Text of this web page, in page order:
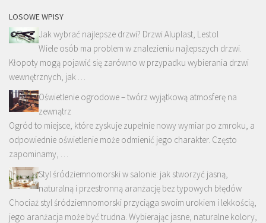
LOSOWE WPISY
Jak wybrać najlepsze drzwi? Drzwi Aluplast, Lestol
Wiele osób ma problem w znalezieniu najlepszych drzwi.
Kłopoty mogą pojawić się zarówno w przypadku wybierania drzwi
wewnętrznych, jak …
Oświetlenie ogrodowe – twórz wyjątkową atmosferę na
zewnątrz
Ogród to miejsce, które zyskuje zupełnie nowy wymiar po zmroku, a
odpowiednie oświetlenie może odmienić jego charakter. Często
zapominamy, …
Styl śródziemnomorski w salonie: jak stworzyć jasną,
naturalną i przestronną aranżację bez typowych błędów
Chociaż styl śródziemnomorski przyciąga swoim urokiem i lekkością,
jego aranżacja może być trudna. Wybierając jasne, naturalne kolory,